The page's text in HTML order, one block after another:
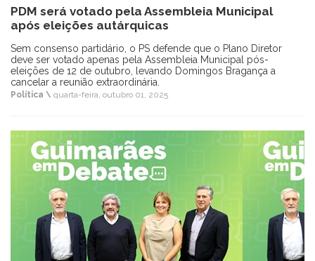
PDM será votado pela Assembleia Municipal
após eleições autárquicas
Sem consenso partidário, o PS defende que o Plano Diretor
deve ser votado apenas pela Assembleia Municipal pós-
eleições de 12 de outubro, levando Domingos Bragança a
cancelar a reunião extraordinária.
Política \ quarta-feira, outubro 01, 2025